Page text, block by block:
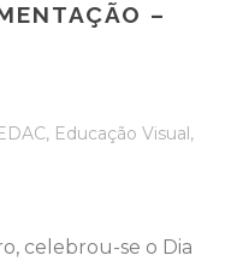
–
, Educação Visual,
celebrou-se o Dia